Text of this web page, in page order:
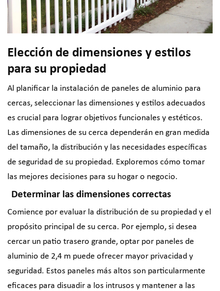
Elección de dimensiones y estilos
para su propiedad
Al planificar la instalación de paneles de aluminio para
cercas, seleccionar las dimensiones y estilos adecuados
es crucial para lograr objetivos funcionales y estéticos.
Las dimensiones de su cerca dependerán en gran medida
del tamaño, la distribución y las necesidades específicas
de seguridad de su propiedad. Exploremos cómo tomar
las mejores decisiones para su hogar o negocio.
Determinar las dimensiones correctas
Comience por evaluar la distribución de su propiedad y el
propósito principal de su cerca. Por ejemplo, si desea
cercar un patio trasero grande, optar por paneles de
aluminio de 2,4 m puede ofrecer mayor privacidad y
seguridad. Estos paneles más altos son particularmente
eficaces para disuadir a los intrusos y mantener a las